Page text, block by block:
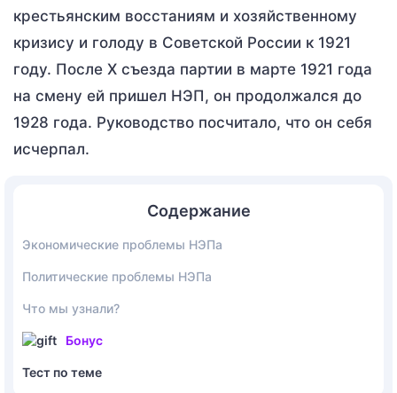
крестьянским восстаниям и хозяйственному
кризису и голоду в Советской России к 1921
году. После X съезда партии в марте 1921 года
на смену ей пришел НЭП, он продолжался до
1928 года. Руководство посчитало, что он себя
исчерпал.
Содержание
Экономические проблемы НЭПа
Политические проблемы НЭПа
Что мы узнали?
Бонус
Тест по теме